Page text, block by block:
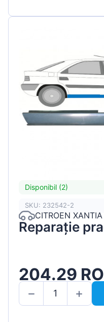
Disponibil (2)
SKU: 232542-2
CITROEN
Reparație
204.29